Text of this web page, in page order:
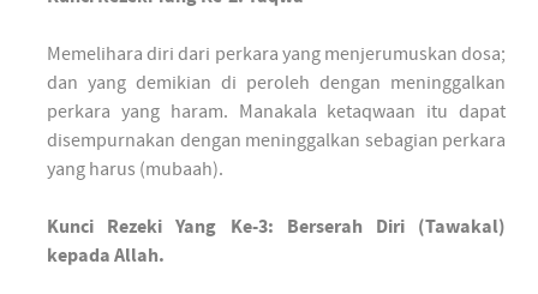
Memelihara diri dari perkara yang menjerumuskan dosa;
dan yang demikian di peroleh dengan meninggalkan
perkara yang haram. Manakala ketaqwaan itu dapat
disempurnakan dengan meninggalkan sebagian perkara
yang harus (mubaah).
Kunci Rezeki Yang Ke-3: Berserah Diri (Tawakal)
kepada Allah.